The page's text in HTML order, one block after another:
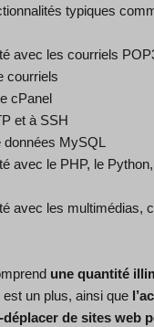
typiques
avec les courriels
courriels
cPanel
et à SSH
données MySQL
avec le PHP, le
avec les multimédias,
une quantité
est un plus, ainsi que
de sites web